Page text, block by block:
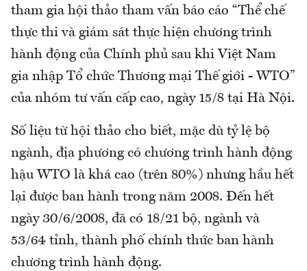
tham gia hội thảo tham vấn báo cáo “Thể chế
thực thi và giám sát thực hiện chương trình
hành động của Chính phủ sau khi Việt Nam
gia nhập Tổ chức Thương mại Thế giới - WTO”
của nhóm tư vấn cấp cao, ngày 15/8 tại Hà Nội.
Số liệu từ hội thảo cho biết, mặc dù tỷ lệ bộ
ngành, địa phương có chương trình hành động
hậu WTO là khá cao (trên 80%) nhưng hầu hết
lại được ban hành trong năm 2008. Đến hết
ngày 30/6/2008, đã có 18/21 bộ, ngành và
53/64 tỉnh, thành phố chính thức ban hành
chương trình hành động.